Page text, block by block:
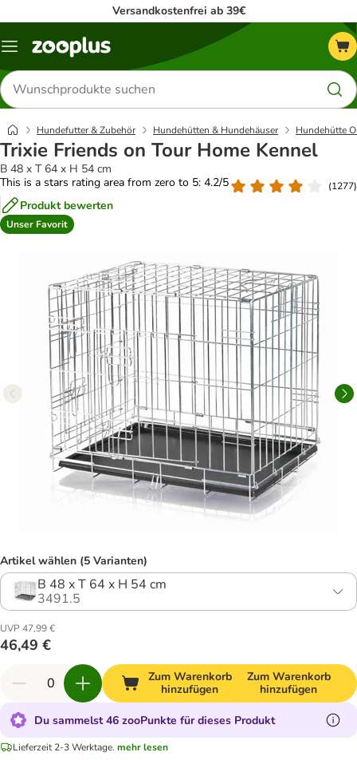
Versandkostenfrei ab 39€
Menü
Produkte
suchen
Hundefutter & Zubehör Hundehütten & Hundehäuser Hundehütte
Trixie Friends on Tour Home Kennel
B 48 x T 64 x H 54 cm
This is a stars rating area from zero to 5: 4.2/5
(1277)
Produkt bewerten
Unser Favorit
Artikel wählen (5 Varianten)
B 48 x T 64 x H 54 cm
3491.5
UVP 47,99 €
46,49 €
Zum Warenkorb
hinzufügen
Zum Warenkorb
hinzufügen
Du sammelst 46 zooPunkte für dieses Produkt
Lieferzeit 2-3 Werktage. mehr lesen